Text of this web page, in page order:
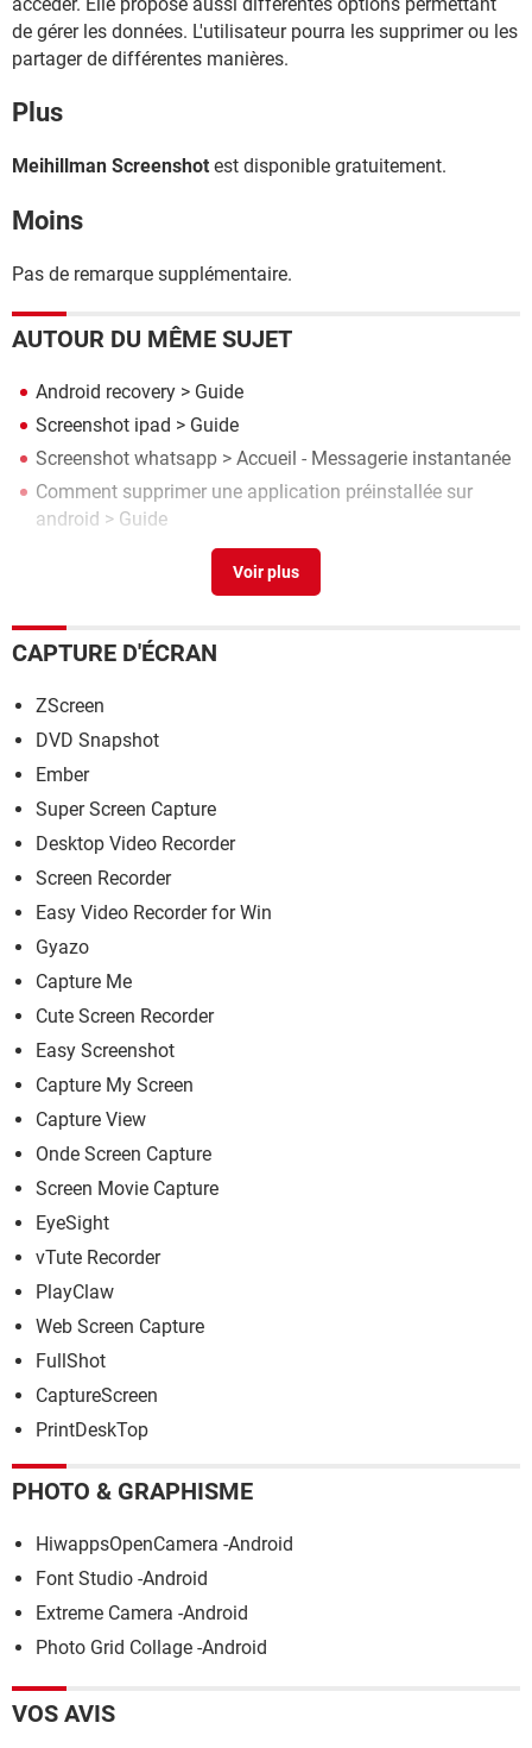
de gérer les données. L'utilisateur pourra les supprimer ou les
partager de différentes manières.
Plus
Meihillman Screenshot est disponible gratuitement.
Moins
Pas de remarque supplémentaire.
AUTOUR DU MÊME SUJET
Android recovery > Guide
Screenshot ipad > Guide
Screenshot whatsapp > Accueil - Messagerie instantanée
Comment supprimer une application préinstallée sur
android > Guide
Screenshot windows 10> Guide
CAPTURE D'ÉCRAN
ZScreen
DVD Snapshot
Ember
Super Screen Capture
Desktop Video Recorder
Screen Recorder
Easy Video Recorder for Win
Gyazo
Capture Me
Cute Screen Recorder
Easy Screenshot
Capture My Screen
Capture View
Onde Screen Capture
Screen Movie Capture
EyeSight
vTute Recorder
PlayClaw
Web Screen Capture
FullShot
CaptureScreen
PrintDeskTop
PHOTO & GRAPHISME
HiwappsOpenCamera -Android
Font Studio -Android
Extreme Camera -Android
Photo Grid Collage -Android
VOS AVIS